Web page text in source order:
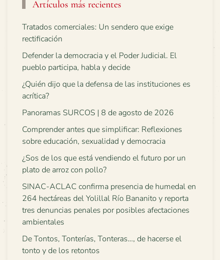
Artículos más recientes
Tratados comerciales: Un sendero que exige
rectificación
Defender la democracia y el Poder Judicial. El
pueblo participa, habla y decide
¿Quién dijo que la defensa de las instituciones es
acrítica?
Panoramas SURCOS | 8 de agosto de 2026
Comprender antes que simplificar: Reflexiones
sobre educación, sexualidad y democracia
¿Sos de los que está vendiendo el futuro por un
plato de arroz con pollo?
SINAC-ACLAC confirma presencia de humedal en
264 hectáreas del Yolillal Río Bananito y reporta
tres denuncias penales por posibles afectaciones
ambientales
De Tontos, Tonterías, Tonteras…, de hacerse el
tonto y de los retontos